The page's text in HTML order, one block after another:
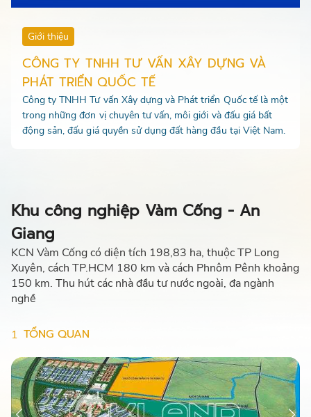
Giới thiệu
CÔNG TY TNHH TƯ VẤN XÂY DỰNG VÀ
PHÁT TRIỂN QUỐC TẾ
Công ty TNHH Tư vấn Xây dựng và Phát triển Quốc tế là một
trong những đơn vị chuyên tư vấn, môi giới và đấu giá bất
động sản, đấu giá quyền sử dụng đất hàng đầu tại Việt Nam.
Khu công nghiệp Vàm Cống - An
Giang
KCN Vàm Cống có diện tích 198,83 ha, thuộc TP Long
Xuyên, cách TP.HCM 180 km và cách Phnôm Pênh khoảng
150 km. Thu hút các nhà đầu tư nước ngoài, đa ngành
nghề
1 TỔNG QUAN